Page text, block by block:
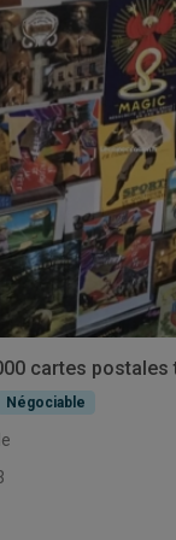
cartes postales
Négociable